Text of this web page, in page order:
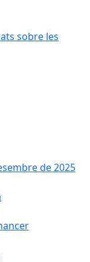
sobre les
de 2025